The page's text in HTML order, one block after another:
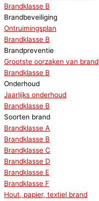
Brandklasse B
Brandbeveiliging
Ontruimingsplan
Brandklasse B
Brandpreventie
Grootste oorzaken van brand
Brandklasse B
Onderhoud
Jaarlijks onderhoud
Brandklasse B
Soorten brand
Brandklasse A
Brandklasse B
Brandklasse C
Brandklasse D
Brandklasse E
Brandklasse F
Hout, papier, textiel brand